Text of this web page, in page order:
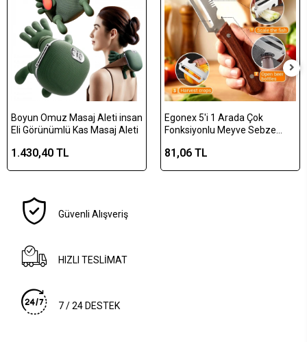
Boyun Omuz Masaj Aleti insan
Eli Görünümlü Kas Masaj Aleti
1.430,40 TL
Egonex 5'i 1 Arada Çok
Fonksiyonlu Meyve Sebze
Şişe Açacağı – Ahşap Saplı
81,06 TL
Güvenli Alışveriş
HIZLI TESLİMAT
7 / 24 DESTEK